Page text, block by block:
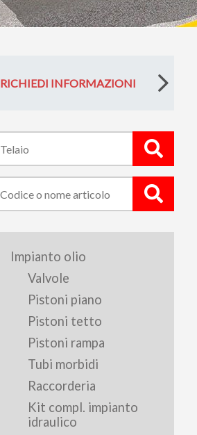
RICHIEDI INFORMAZIONI
Impianto olio
Valvole
Pistoni piano
Pistoni tetto
Pistoni rampa
Tubi morbidi
Raccorderia
Kit compl. impianto
idraulico